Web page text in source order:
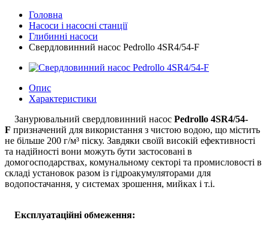
Головна
Насоси і насосні станції
Глибинні насоси
Cвердловинний насос Pedrollo 4SR4/54-F
Опис
Характеристики
Занурювальний свердловинний насос Pedrollo 4SR4/54-
F призначений для використання з чистою водою, що містить
не більше 200 г/м³ піску. Завдяки своїй високій ефективності
та надійності вони можуть бути застосовані в
домогосподарствах, комунальному секторі та промисловості в
складі установок разом із гідроакумуляторами для
водопостачання, у системах зрошення, мийках і т.і.
Експлуатаційні обмеження: